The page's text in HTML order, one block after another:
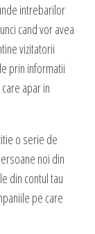
intrebarilor
cand vor avea
vizitatorii
prin informatii
apar in
o serie de
noi din
din contul tau
pe care